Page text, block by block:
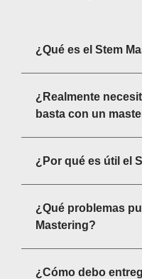
¿Qué es el Stem
¿Realmente
basta con un
¿Por qué es útil el
¿Qué problemas
Mastering?
¿Cómo debo